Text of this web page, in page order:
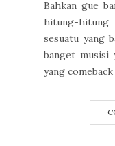
Bahkan gue
hitung-
sesuatu yang
banget musisi
yang comeback